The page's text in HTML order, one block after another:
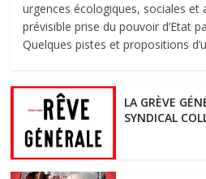
urgences écologiques, sociales et
prévisible prise du pouvoir d’Etat
Quelques pistes et propositions
LA GRÈVE
SYNDICAL